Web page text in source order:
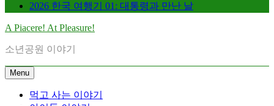
2026 한국 여행기 01: 대통령과 만난 날
A Piacere! At Pleasure!
소년공원 이야기
Menu
먹고 사는 이야기